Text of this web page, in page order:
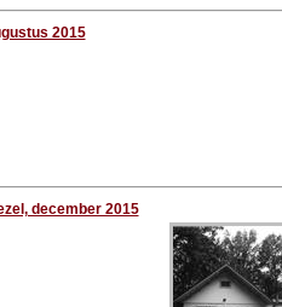
2015
december 2015